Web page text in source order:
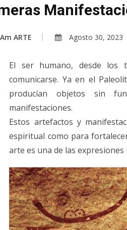
ARTE Agosto 30, 2023
El ser humano, desde los
comunicarse. Ya en el
producían objetos sin
manifestaciones.
Estos artefactos y
espiritual como para
arte es una de las